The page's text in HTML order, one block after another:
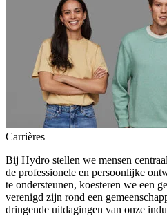
Carrières
Bij Hydro stellen we mensen
de professionele en persoonlijke
te ondersteunen, koesteren we een
verenigd zijn rond een
dringende uitdagingen van onze